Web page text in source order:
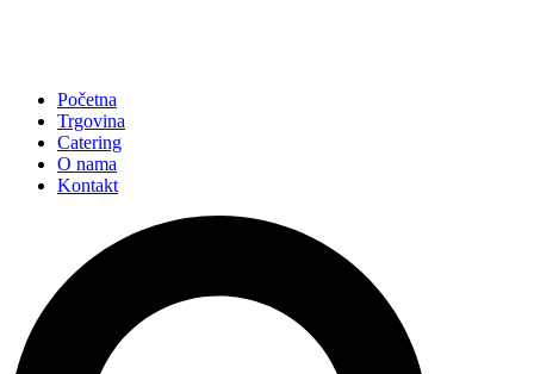
Početna
Trgovina
Catering
O nama
Kontakt